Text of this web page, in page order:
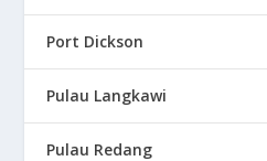
Port Dickson
Pulau Langkawi
Pulau Redang